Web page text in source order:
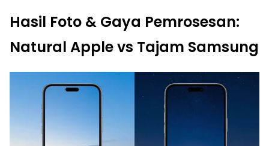
Hasil Foto & Gaya Pemrosesan:
Natural Apple vs Tajam Samsung